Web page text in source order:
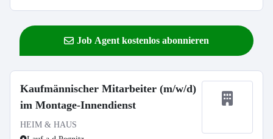
Job Agent kostenlos abonnieren
Kaufmännischer Mitarbeiter (m/w/d)
im Montage-Innendienst
HEIM & HAUS